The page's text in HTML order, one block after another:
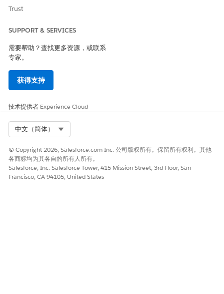
跟踪调查类别、风险级别和状态。
本文章是否解决您的问题？
Trust
SUPPORT & SERVICES
需要帮助？查找更多资源，或联系
专家。
获得支持
技术提供者 Experience Cloud
中文（简体）
© Copyright 2026, Salesforce.com Inc. 公司版权所有。保留所有权利。其他
各商标均为其各自的所有人所有。
Salesforce, Inc. Salesforce Tower, 415 Mission Street, 3rd Floor, San
Francisco, CA 94105, United States